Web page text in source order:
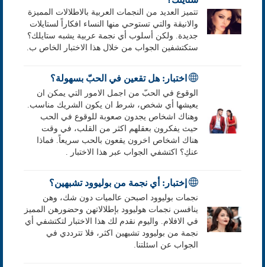
تتميز العديد من النجمات العربية بالاطلالات المميزة
والانيقة والتي تستوحي منها النساء افكاراً لستايلات
جديدة. ولكن أسلوب أي نجمة عربية يشبه ستايلك؟
ستكتشفين الجواب من خلال هذا الاختبار الخاص ب.
اختبار: هل تقعين في الحبّ بسهولة؟
الوقوع في الحبّ من اجمل الامور التي يمكن ان
يعيشها أي شخص، شرط ان يكون الشريك مناسب.
وهناك اشخاص يجدون صعوبة للوقوع في الحب
حيث يفكرون بعقلهم اكثر من القلب، في وقت
هناك اشخاص اخرون يقعون بالحب سريعاً. فماذا
عنكِ؟ اكتشفي الجواب عبر هذا الاختبار .
إختبار: أي نجمة من بوليوود تشبهين؟
نجمات بوليوود اصبحن عالميات دون شك، وهن
ينافسن نجمات هوليوود بإطلالاتهن وحضورهن المميز
في الافلام. واليوم نقدم لك هذا الاختبار لتكتشفي أي
نجمة من بوليوود تشبهين اكثر، فلا تترددي في
الجواب عن اسئلتنا.